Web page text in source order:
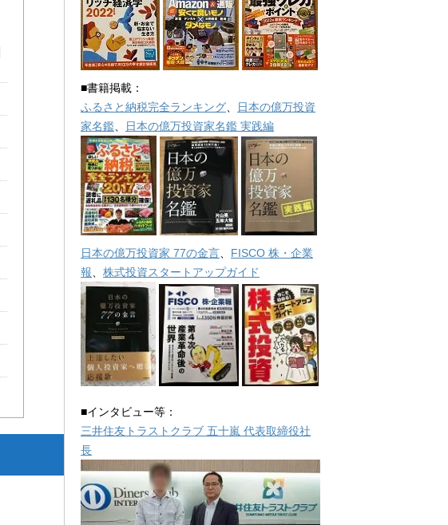
■書籍掲載：
ふるさと納税完全ランキング、
日本の億万投資
家名鑑、 日本の億万投資家名鑑 実践編
日本の億万投資家 77の金言、 FISCO 株・企業
報、 株式投資スタートアップガイド
■インタビュー等：
三井住友トラストクラブ 五十嵐 代表取締役社
長